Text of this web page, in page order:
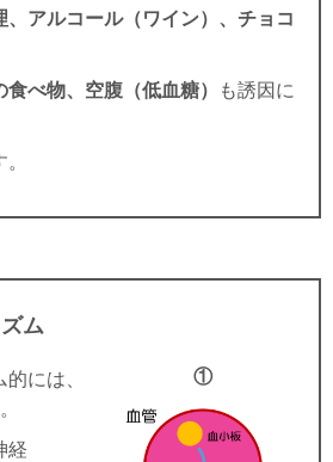
、アルコール（ワイン）、チョコ
べ物、空腹（低血糖）
も誘因に
ム
①
には、
経